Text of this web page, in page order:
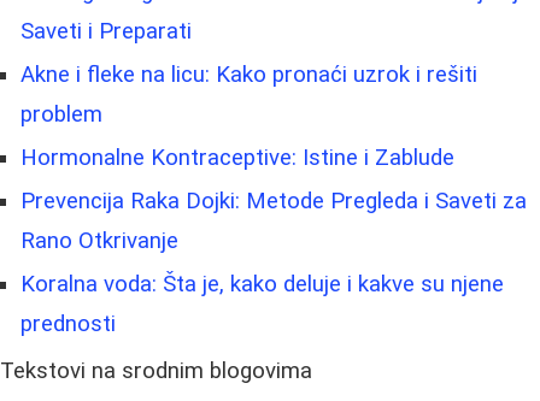
Saveti i Preparati
Akne i fleke na licu: Kako pronaći uzrok i rešiti
problem
Hormonalne Kontraceptive: Istine i Zablude
Prevencija Raka Dojki: Metode Pregleda i Saveti za
Rano Otkrivanje
Koralna voda: Šta je, kako deluje i kakve su njene
prednosti
Tekstovi na srodnim blogovima